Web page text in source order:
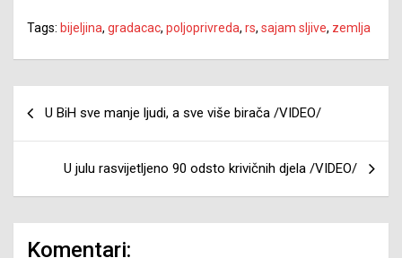
Tags: bijeljina, gradacac, poljoprivreda, rs, sajam sljive, zemlja
U BiH sve manje ljudi, a sve više birača /VIDEO/
U julu rasvijetljeno 90 odsto krivičnih djela /VIDEO/
Komentari: